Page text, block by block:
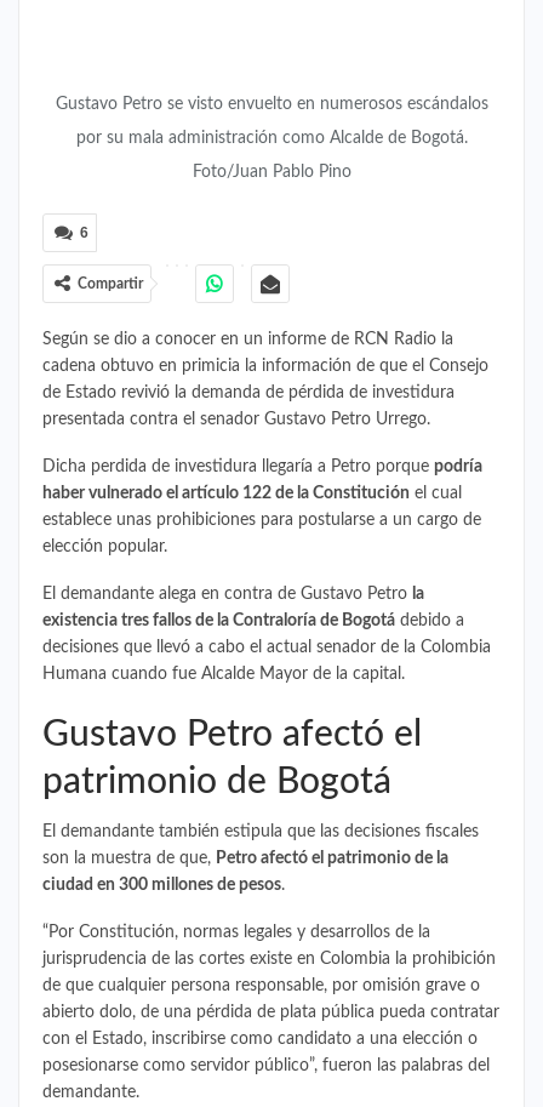
Gustavo Petro se visto envuelto en numerosos escándalos
por su mala administración como Alcalde de Bogotá.
Foto/Juan Pablo Pino
6
Compartir
Según se dio a conocer en un informe de RCN Radio la
cadena obtuvo en primicia la información de que el Consejo
de Estado revivió la demanda de pérdida de investidura
presentada contra el senador Gustavo Petro Urrego.
Dicha perdida de investidura llegaría a Petro porque podría
haber vulnerado el artículo 122 de la Constitución el cual
establece unas prohibiciones para postularse a un cargo de
elección popular.
El demandante alega en contra de Gustavo Petro la
existencia tres fallos de la Contraloría de Bogotá debido a
decisiones que llevó a cabo el actual senador de la Colombia
Humana cuando fue Alcalde Mayor de la capital.
Gustavo Petro afectó el
patrimonio de Bogotá
El demandante también estipula que las decisiones fiscales
son la muestra de que, Petro afectó el patrimonio de la
ciudad en 300 millones de pesos.
“Por Constitución, normas legales y desarrollos de la
jurisprudencia de las cortes existe en Colombia la prohibición
de que cualquier persona responsable, por omisión grave o
abierto dolo, de una pérdida de plata pública pueda contratar
con el Estado, inscribirse como candidato a una elección o
posesionarse como servidor público”, fueron las palabras del
demandante.